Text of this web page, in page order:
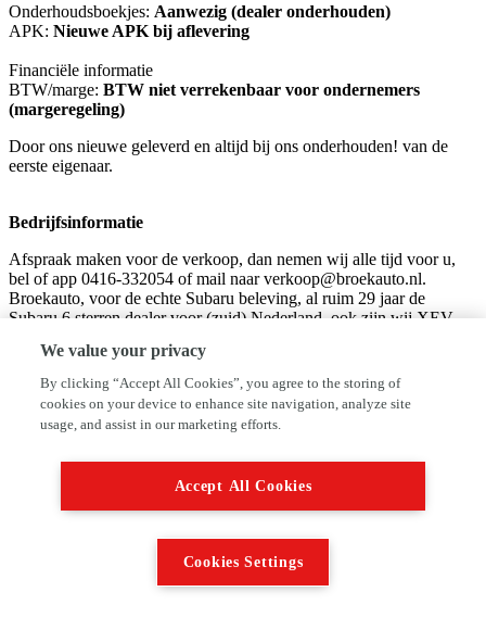
Onderhoudsboekjes: Aanwezig (dealer onderhouden)
APK: Nieuwe APK bij aflevering
Financiële informatie
BTW/marge: BTW niet verrekenbaar voor ondernemers
(margeregeling)
Door ons nieuwe geleverd en altijd bij ons onderhouden! van de
eerste eigenaar.
Bedrijfsinformatie
Afspraak maken voor de verkoop, dan nemen wij alle tijd voor u,
bel of app 0416-332054 of mail naar verkoop@broekauto.nl.
Broekauto, voor de echte Subaru beleving, al ruim 29 jaar de
Subaru 6 sterren dealer voor (zuid) Nederland, ook zijn wij XEV
Broekauto AutoFirst ook voor onderhoud van alle merken. U vindt
hier ook diverse youngtimers ( Youngtimer@broekauto.nl )
aangezien wij in het verleden 38 jaar Rover/MG dealer zijn geweest.
Voor Subaru tuning hebben wij ons eigen huismerk ScoobySport
kijkt u eens op www.scoobysport.nl of neem contact op voor een
zelf ! Voor een bezichtiging of proefrit kunt u contact opnemen via
verkoop@broekauto.nl of via 0416-332054.Broekauto is ook
reparatie. Voor meer info vraag naar Leon Reijnen of Johan
Lodewijks. www.broekauto.nl
Tot ziens in Waalwijk.
We value your privacy
By clicking “Accept All Cookies”, you agree to the storing of
cookies on your device to enhance site navigation, analyze site
usage, and assist in our marketing efforts.
Accept All Cookies
Cookies Settings